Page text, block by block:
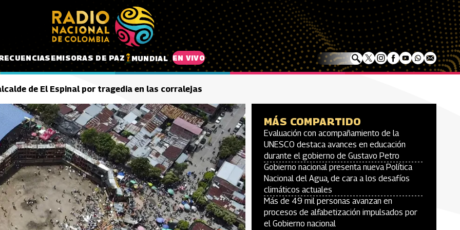
EMISORAS DE PAZ MUNDIAL EN VIVO
de El Espinal por tragedia en las corralejas
MÁS COMPARTIDO
Evaluación con acompañamiento de la
UNESCO destaca avances en educación
durante el gobierno de Gustavo Petro
Gobierno nacional presenta nueva Política
Nacional del Agua, de cara a los desafíos
climáticos actuales
Más de 49 mil personas avanzan en
procesos de alfabetización impulsados por
el Gobierno nacional